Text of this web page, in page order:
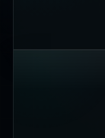
Follow
Follow me on